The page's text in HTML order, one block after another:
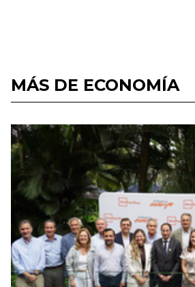
MÁS DE ECONOMÍA